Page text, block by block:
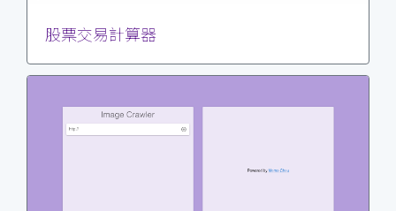
股票交易計算器